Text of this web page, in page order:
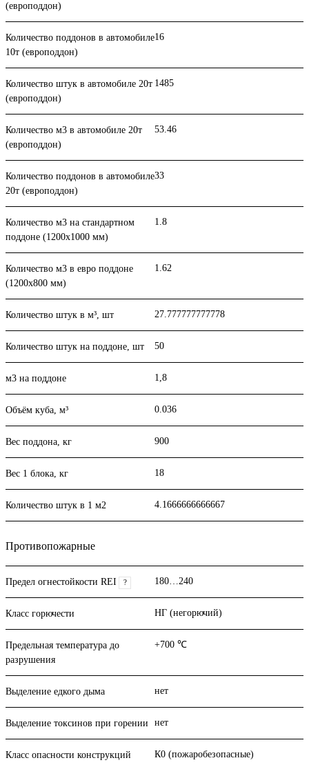
(европоддон)
Количество поддонов в автомобиле
10т (европоддон)
16
Количество штук в автомобиле 20т
(европоддон)
1485
Количество м3 в автомобиле 20т
(европоддон)
53.46
Количество поддонов в автомобиле
20т (европоддон)
33
Количество м3 на стандартном
поддоне (1200x1000 мм)
1.8
Количество м3 в евро поддоне
(1200x800 мм)
1.62
Количество штук в м³, шт 27.777777777778
Количество штук на поддоне, шт 50
м3 на поддоне 1,8
Объём куба, м³ 0.036
Вес поддона, кг 900
Вес 1 блока, кг 18
Количество штук в 1 м2 4.1666666666667
Противопожарные
Предел огнестойкости REI ? 180…240
Класс горючести НГ (негорючий)
Предельная температура до
разрушения
+700 ℃
Выделение едкого дыма нет
Выделение токсинов при горении нет
Класс опасности конструкций К0 (пожаробезопасные)